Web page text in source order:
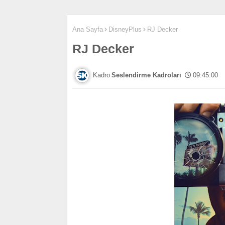
Ana Sayfa DisneyPlus RJ Decker
RJ Decker
Seslendirme Kadroları 09:45:00